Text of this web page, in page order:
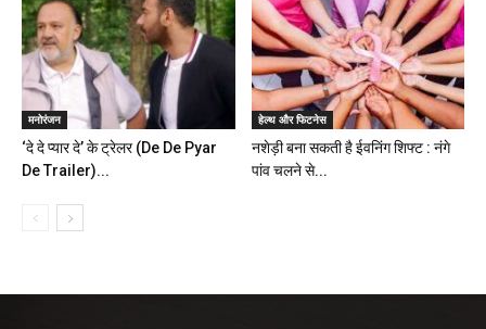
मनोरंजन
‘दे दे प्यार दे’ के ट्रेलर (De De Pyar
De Trailer)...
हेल्थ और फिटनेस
नशेड़ी बना सकती है ईवनिंग शिफ्ट : नंगे
पांव चलने से...